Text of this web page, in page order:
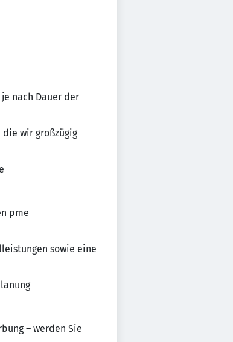
nach Dauer der
wir großzügig
pme
sowie eine
– werden Sie